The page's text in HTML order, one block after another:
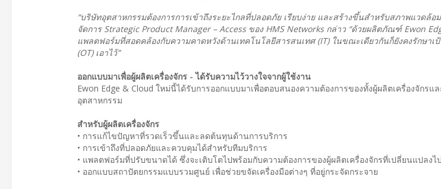
“บริษัทอุตสาหกรรมต้องการการเข้าถึงระยะไกลที่ปลอดภัย เรียบง่าย และสร้างขึ้นสำหรับสภาพแวดล้อ
จัดการ Strategic Product Manager – Access ของ HMS Networks กล่าว “ด้วยผลิตภัณฑ์ Ewon
แพลตฟอร์มที่สอดคล้องกับความคาดหวังด้านเทคโนโลยีสารสนเทศ (IT) ในขณะเดียวกันก็ยังคงรักษาเ
(OT) เอาไว้”
ออกแบบมาเพื่อผู้ผลิตเครื่องจักร - ได้รับความไว้วางใจจากผู้ใช้งาน
Ewon Edge & Cloud ใหม่นี้ได้รับการออกแบบมาเพื่อตอบสนองความต้องการของทั้งผู้ผลิตเครื่องจักรแ
อุตสาหกรรม
สำหรับผู้ผลิตเครื่องจักร
• การแก้ไขปัญหาที่รวดเร็วขึ้นและลดต้นทุนด้านการบริการ
• การเข้าถึงที่ปลอดภัยและควบคุมได้สำหรับทีมบริการ
• แพลตฟอร์มที่ปรับขนาดได้ ซึ่งจะเติบโตไปพร้อมกับความต้องการของผู้ผลิตเครื่องจักรที่เปลี่ยนแปลงไป
• ออกแบบสถาปัตยกรรมแบบรวมศูนย์ เพื่อช่วยขจัดเครื่องมือต่างๆ ที่อยู่กระจัดกระจาย